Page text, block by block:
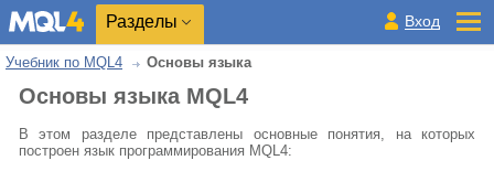
Разделы Вход
Учебник по MQL4 Основы языка
Основы языка MQL4
В этом разделе представлены основные понятия, на которых
построен язык программирования MQL4: